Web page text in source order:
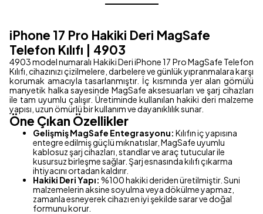
iPhone 17 Pro Hakiki Deri MagSafe
Telefon Kılıfı | 4903
4903 model numaralı Hakiki Deri iPhone 17 Pro MagSafe Telefon
Kılıfı, cihazınızı çizilmelere, darbelere ve günlük yıpranmalara karşı
korumak amacıyla tasarlanmıştır. İç kısmında yer alan gömülü
manyetik halka sayesinde MagSafe aksesuarları ve şarj cihazları
ile tam uyumlu çalışır. Üretiminde kullanılan hakiki deri malzeme
yapısı, uzun ömürlü bir kullanım ve dayanıklılık sunar.
Öne Çıkan Özellikler
Gelişmiş MagSafe Entegrasyonu: Kılıfın iç yapısına
entegre edilmiş güçlü mıknatıslar, MagSafe uyumlu
kablosuz şarj cihazları, standlar ve araç tutucular ile
kusursuz birleşme sağlar. Şarj esnasında kılıfı çıkarma
ihtiyacını ortadan kaldırır.
Hakiki Deri Yapı: %100 hakiki deriden üretilmiştir. Suni
malzemelerin aksine soyulma veya dökülme yapmaz,
zamanla esneyerek cihazı en iyi şekilde sarar ve doğal
formunu korur.